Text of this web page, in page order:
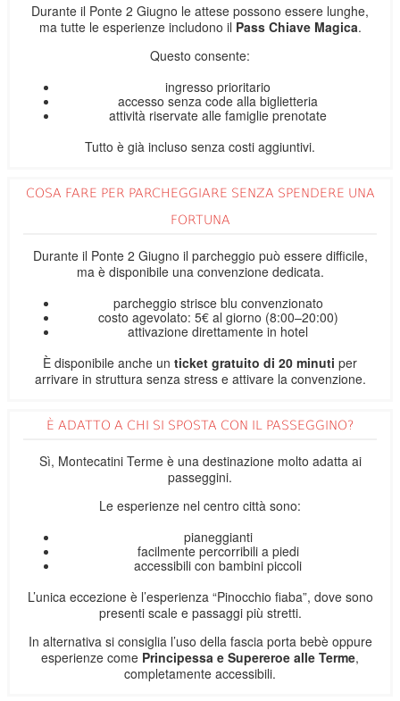
Durante il Ponte 2 Giugno le attese possono essere lunghe,
ma tutte le esperienze includono il Pass Chiave Magica.
Questo consente:
ingresso prioritario
accesso senza code alla biglietteria
attività riservate alle famiglie prenotate
Tutto è già incluso senza costi aggiuntivi.
COSA FARE PER PARCHEGGIARE SENZA SPENDERE UNA
FORTUNA
Durante il Ponte 2 Giugno il parcheggio può essere difficile,
ma è disponibile una convenzione dedicata.
parcheggio strisce blu convenzionato
costo agevolato: 5€ al giorno (8:00–20:00)
attivazione direttamente in hotel
È disponibile anche un ticket gratuito di 20 minuti per
arrivare in struttura senza stress e attivare la convenzione.
È ADATTO A CHI SI SPOSTA CON IL PASSEGGINO?
Sì, Montecatini Terme è una destinazione molto adatta ai
passeggini.
Le esperienze nel centro città sono:
pianeggianti
facilmente percorribili a piedi
accessibili con bambini piccoli
L’unica eccezione è l’esperienza “Pinocchio fiaba”, dove sono
presenti scale e passaggi più stretti.
In alternativa si consiglia l’uso della fascia porta bebè oppure
esperienze come Principessa e Supereroe alle Terme,
completamente accessibili.